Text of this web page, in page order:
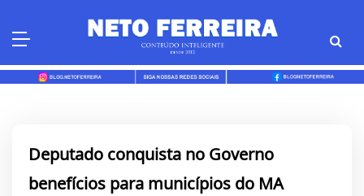
Deputado conquista no Governo
benefícios para municípios do MA